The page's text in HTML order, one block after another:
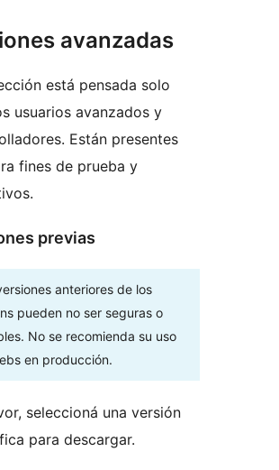
avanzadas
está pensada solo
usuarios avanzados y
Están presentes
fines de prueba y
previas
anteriores de los
pueden no ser seguras o
No se recomienda su uso
en producción.
seleccioná una versión
para descargar.